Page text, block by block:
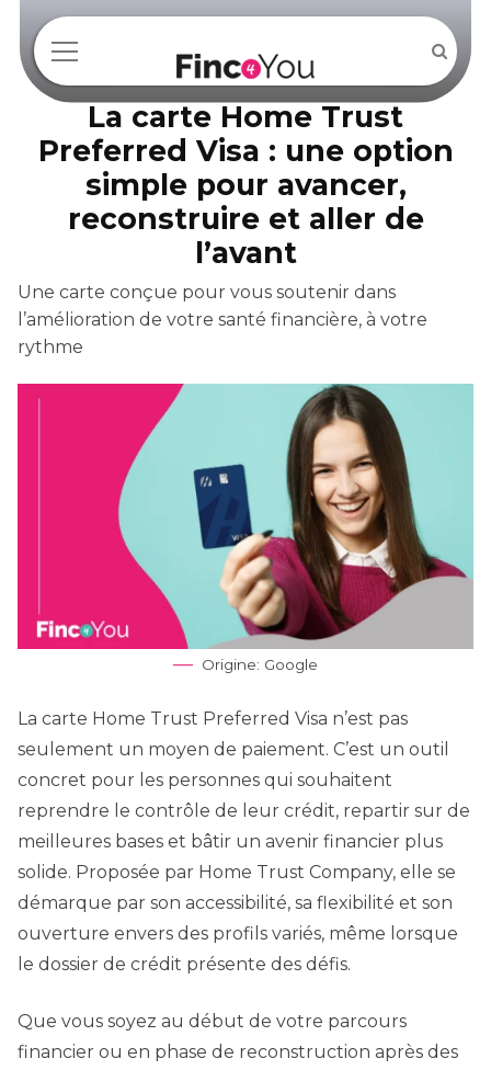
La carte Home Trust
Preferred Visa : une option
simple pour avancer,
reconstruire et aller de
l’avant
Une carte conçue pour vous soutenir dans
l’amélioration de votre santé financière, à votre
rythme
Origine: Google
La carte Home Trust Preferred Visa n’est pas
seulement un moyen de paiement. C’est un outil
concret pour les personnes qui souhaitent
reprendre le contrôle de leur crédit, repartir sur de
meilleures bases et bâtir un avenir financier plus
solide. Proposée par Home Trust Company, elle se
démarque par son accessibilité, sa flexibilité et son
ouverture envers des profils variés, même lorsque
le dossier de crédit présente des défis.
Que vous soyez au début de votre parcours
financier ou en phase de reconstruction après des